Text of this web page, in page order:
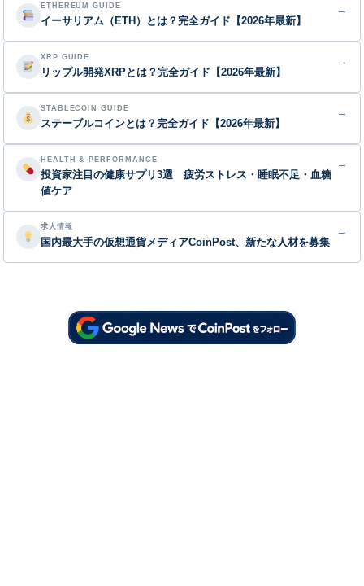
ETHEREUM GUIDE
イーサリアム（ETH）とは？完全ガイド【2026年最新】
→
XRP GUIDE
リップル開発XRPとは？完全ガイド【2026年最新】
→
STABLECOIN GUIDE
ステーブルコインとは？完全ガイド【2026年最新】
→
HEALTH & PERFORMANCE
投資家注目の健康サプリ3選 疲労ストレス・睡眠不足・血糖
値ケア
→
求人情報
国内最大手の仮想通貨メディアCoinPost、新たな人材を募集
→